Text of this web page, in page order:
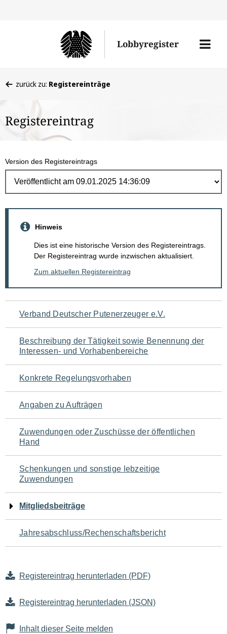
Lobbyregister
Menü
befinden
hier:
zurück zu: Registereinträge
Registereintrag
Version des Registereintrags
Hinweis
Dies ist eine historische Version des Registereintrags.
Der Registereintrag wurde inzwischen aktualisiert.
Zum aktuellen Registereintrag
Navigation
für
den
Seiteninhalt
Verband Deutscher Putenerzeuger e.V.
Beschreibung der Tätigkeit sowie Benennung der
Interessen- und Vorhabenbereiche
Konkrete Regelungsvorhaben
Angaben zu Aufträgen
Zuwendungen oder Zuschüsse der öffentlichen
Hand
Schenkungen und sonstige lebzeitige
Zuwendungen
Mitgliedsbeiträge
Jahresabschluss/Rechenschaftsbericht
Registereintrag herunterladen (PDF)
Registereintrag herunterladen (JSON)
Inhalt dieser Seite melden